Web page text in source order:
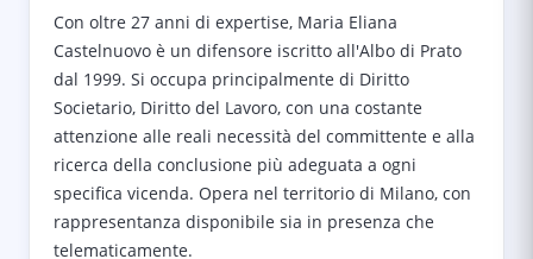
Con oltre 27 anni di expertise, Maria Eliana
Castelnuovo è un difensore iscritto all'Albo di Prato
dal 1999. Si occupa principalmente di Diritto
Societario, Diritto del Lavoro, con una costante
attenzione alle reali necessità del committente e alla
ricerca della conclusione più adeguata a ogni
specifica vicenda. Opera nel territorio di Milano, con
rappresentanza disponibile sia in presenza che
telematicamente.